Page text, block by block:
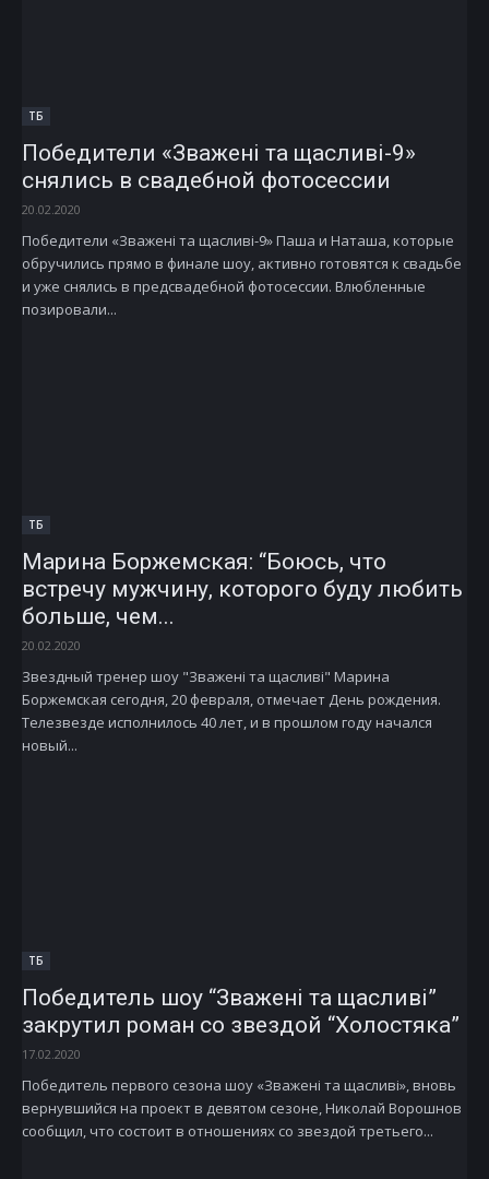
ТБ
Победители «Зважені та щасливі-9»
снялись в свадебной фотосессии
20.02.2020
Победители «Зважені та щасливі-9» Паша и Наташа, которые
обручились прямо в финале шоу, активно готовятся к свадьбе
и уже снялись в предсвадебной фотосессии. Влюбленные
позировали...
ТБ
Марина Боржемская: “Боюсь, что
встречу мужчину, которого буду любить
больше, чем...
20.02.2020
Звездный тренер шоу "Зважені та щасливі" Марина
Боржемская сегодня, 20 февраля, отмечает День рождения.
Телезвезде исполнилось 40 лет, и в прошлом году начался
новый...
ТБ
Победитель шоу “Зважені та щасливі”
закрутил роман со звездой “Холостяка”
17.02.2020
Победитель первого сезона шоу «Зважені та щасливі», вновь
вернувшийся на проект в девятом сезоне, Николай Ворошнов
сообщил, что состоит в отношениях со звездой третьего...